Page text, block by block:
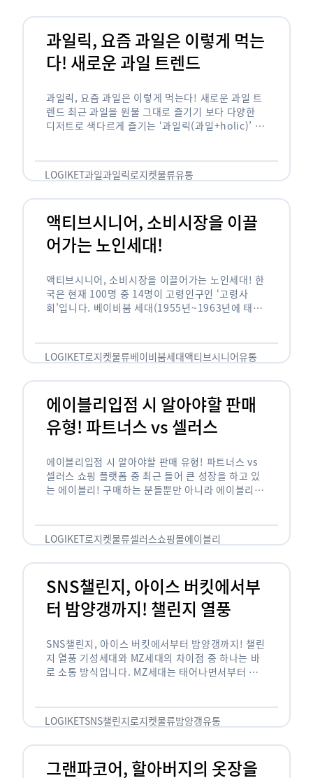
과일릭, 요즘 과일은 이렇게 먹는
다! 새로운 과일 트렌드
과일릭, 요즘 과일은 이렇게 먹는다! 새로운 과일 트
렌드 최근 과일을 원물 그대로 즐기기 보다 다양한
디저트로 색다르게 즐기는 ‘과일릭(과일+holic)’ 트
…
LOGIKET과일과일릭로지켓물류유통
액티브시니어, 소비시장을 이끌
어가는 노인세대!
액티브시니어, 소비시장을 이끌어가는 노인세대! 한
국은 현재 100명 중 14명이 고령인구인 ‘고령사
회’입니다. 베이비붐 세대(1955년~1963년에 태어
오고 있습니다. 하지만 사회가 늙어가는 …
LOGIKET로지켓물류베이비붐세대액티브시니어유통
에이블리입점 시 알아야할 판매
유형! 파트너스 vs 셀러스
에이블리입점 시 알아야할 판매 유형! 파트너스 vs
셀러스 쇼핑 플랫폼 중 최근 들어 큰 성장을 하고 있
는 에이블리! 구매하는 분들뿐만 아니라 에이블리에
LOGIKET로지켓물류셀러스쇼핑몰에이블리
SNS챌린지, 아이스 버킷에서부
터 밤양갱까지! 챌린지 열풍
SNS챌린지, 아이스 버킷에서부터 밤양갱까지! 챌린
지 열풍 기성세대와 MZ세대의 차이점 중 하나는 바
로 소통 방식입니다. MZ세대는 태어나면서부터 디
도 능숙한 …
LOGIKETSNS챌린지로지켓물류밤양갱유통
그랜파코어, 할아버지의 옷장을